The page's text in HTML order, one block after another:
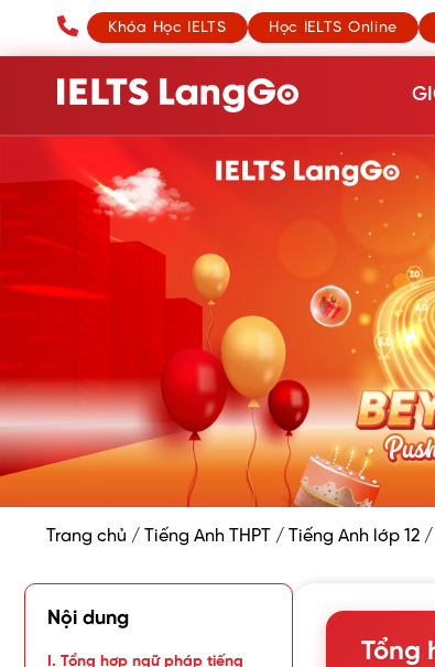
Khóa Học IELTS Học IELTS Online
Trang chủ / Tiếng Anh THPT / Tiếng Anh lớp 12 /
Nội dung
I. Tổng hợp ngữ pháp tiếng
Tổng